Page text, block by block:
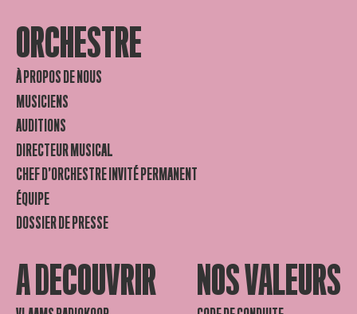
ORCHESTRE
À PROPOS DE NOUS
MUSICIENS
AUDITIONS
DIRECTEUR MUSICAL
CHEF D’ORCHESTRE INVITÉ PERMANENT
ÉQUIPE
DOSSIER DE PRESSE
A DECOUVRIR NOS VALEURS